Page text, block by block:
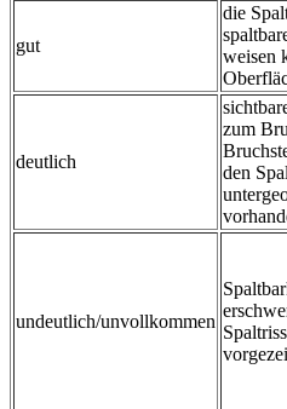
gut
die
weisen
deutlich
zum
den
undeutlich/unvollkommen